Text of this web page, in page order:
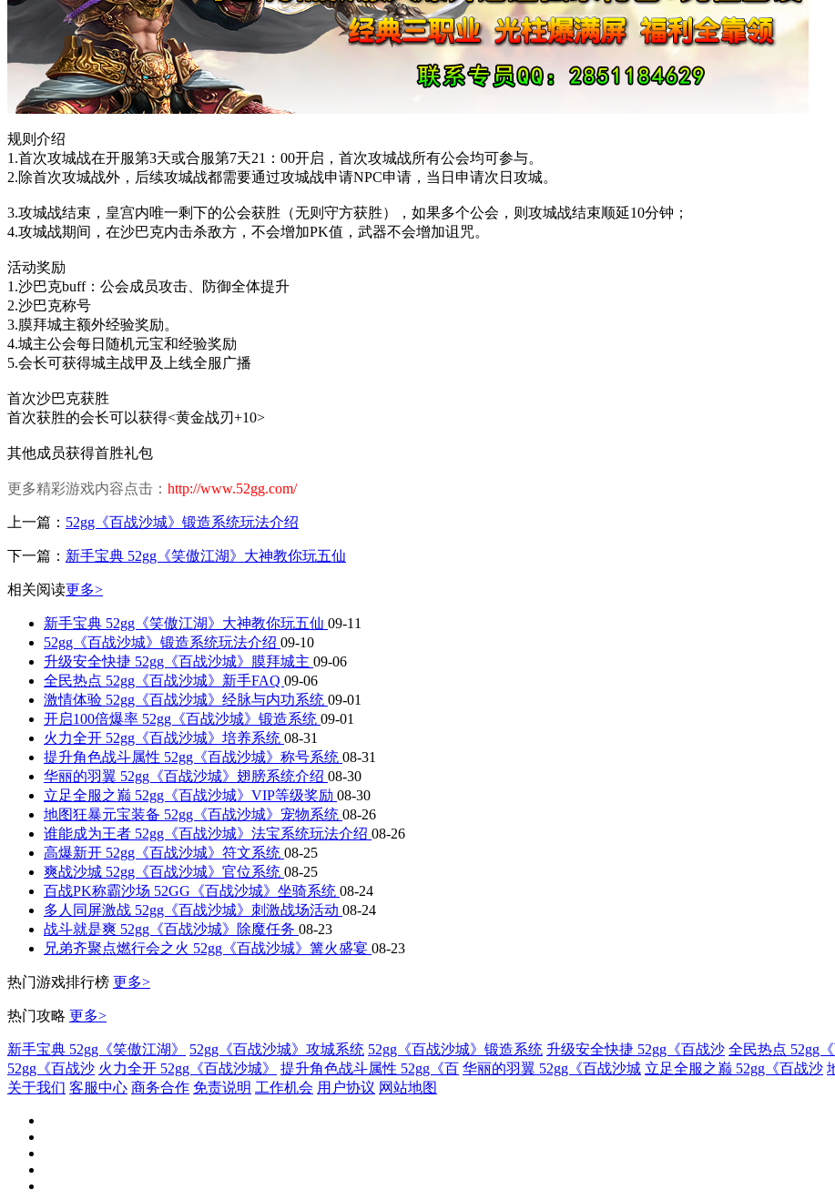
规则介绍
1.首次攻城战在开服第3天或合服第7天21：00开启，首次攻城战所有公会均可参与。
2.除首次攻城战外，后续攻城战都需要通过攻城战申请NPC申请，当日申请次日攻城。
3.攻城战结束，皇宫内唯一剩下的公会获胜（无则守方获胜），如果多个公会，则攻城战结束顺延10分钟；
4.攻城战期间，在沙巴克内击杀敌方，不会增加PK值，武器不会增加诅咒。
活动奖励
1.沙巴克buff：公会成员攻击、防御全体提升
2.沙巴克称号
3.膜拜城主额外经验奖励。
4.城主公会每日随机元宝和经验奖励
5.会长可获得城主战甲及上线全服广播
首次沙巴克获胜
首次获胜的会长可以获得<黄金战刃+10>
其他成员获得首胜礼包
更多精彩游戏内容点击 ： http://www.52gg.com/
上一篇： 52gg《百战沙城》锻造系统玩法介绍
下一篇： 新手宝典 52gg《笑傲江湖》大神教你玩五仙
相关阅读更多>
新手宝典 52gg《笑傲江湖》大神教你玩五仙 09-11
52gg《百战沙城》锻造系统玩法介绍 09-10
升级安全快捷 52gg《百战沙城》膜拜城主 09-06
全民热点 52gg《百战沙城》新手FAQ 09-06
激情体验 52gg《百战沙城》经脉与内功系统 09-01
开启100倍爆率 52gg《百战沙城》锻造系统 09-01
火力全开 52gg《百战沙城》培养系统 08-31
提升角色战斗属性 52gg《百战沙城》称号系统 08-31
华丽的羽翼 52gg《百战沙城》翅膀系统介绍 08-30
立足全服之巅 52gg《百战沙城》VIP等级奖励 08-30
地图狂暴元宝装备 52gg《百战沙城》宠物系统 08-26
谁能成为王者 52gg《百战沙城》法宝系统玩法介绍 08-26
高爆新开 52gg《百战沙城》符文系统 08-25
爽战沙城 52gg《百战沙城》官位系统 08-25
百战PK称霸沙场 52GG《百战沙城》坐骑系统 08-24
多人同屏激战 52gg《百战沙城》刺激战场活动 08-24
战斗就是爽 52gg《百战沙城》除魔任务 08-23
兄弟齐聚点燃行会之火 52gg《百战沙城》篝火盛宴 08-23
热门游戏排行榜 更多>
热门攻略 更多>
新手宝典 52gg《笑傲江湖》 52gg《百战沙城》攻城系统 52gg《百战沙城》锻造系统 升级安全快捷 52gg《百战沙 全民热点 52gg《
52gg《百战沙 火力全开 52gg《百战沙城》 提升角色战斗属性 52gg《百 华丽的羽翼 52gg《百战沙城 立足全服之巅 52gg《百战沙
关于我们 客服中心 商务合作 免责说明 工作机会 用户协议 网站地图